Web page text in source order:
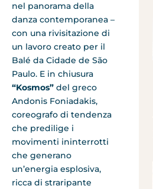
nel panorama della
danza contemporanea –
con una rivisitazione di
un lavoro creato per il
Balé da Cidade de São
Paulo. E in chiusura
“Kosmos” del greco
Andonis Foniadakis,
coreografo di tendenza
che predilige i
movimenti ininterrotti
che generano
un’energia esplosiva,
ricca di straripante